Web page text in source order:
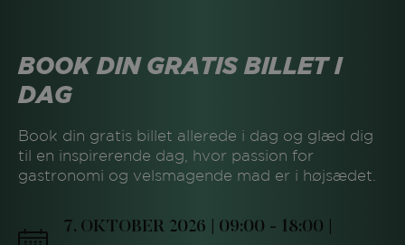
BOOK DIN GRATIS BILLET I
DAG
Book din gratis billet allerede i dag og glæd dig
til en inspirerende dag, hvor passion for
gastronomi og velsmagende mad er i højsædet.
7. OKTOBER 2026 | 09:00 - 18:00 |